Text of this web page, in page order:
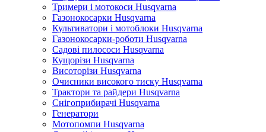
Тримери і мотокоси Husqvarna
Газонокосарки Husqvarna
Культиватори і мотоблоки Husqvarna
Газонокосарки-роботи Husqvarna
Садові пилососи Husqvarna
Кущорізи Husqvarna
Висоторізи Husqvarna
Очисники високого тиску Husqvarna
Трактори та райдери Husqvarna
Снігоприбирачі Husqvarna
Генератори
Мотопомпи Husqvarna